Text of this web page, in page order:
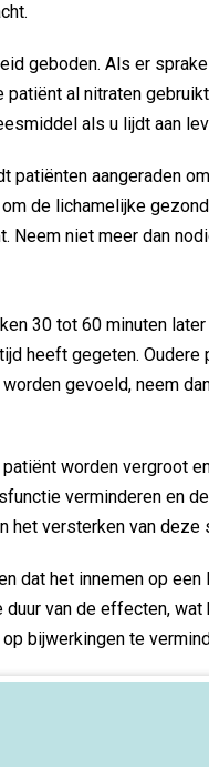
geboden. Als er
al nitraten
als u lijdt aan
aangeraden
de lichamelijke
niet meer dan
30 tot 60 minuten
heeft gegeten.
gevoeld, neem
worden vergroot
verminderen en
het versterken van
dat het innemen op
van de effecten,
bijwerkingen te